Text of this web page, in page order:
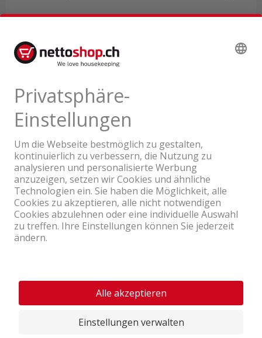
Produktbewertungen
Ein Unternehmen der Coop Gruppe